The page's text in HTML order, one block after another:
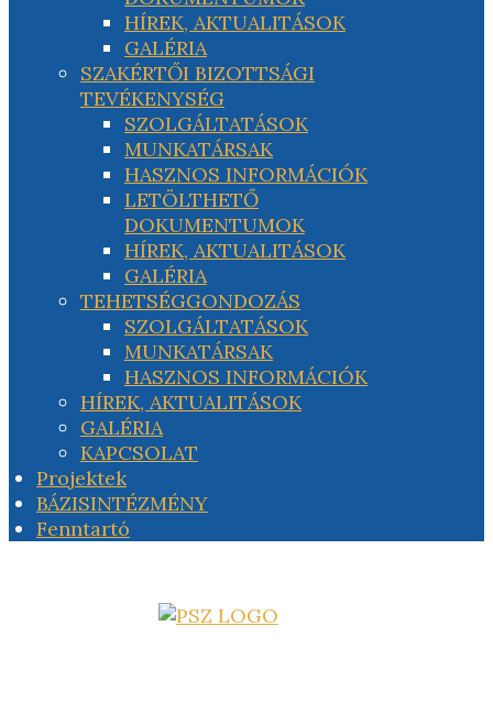
HÍREK, AKTUALITÁSOK
GALÉRIA
SZAKÉRTŐI BIZOTTSÁGI
TEVÉKENYSÉG
SZOLGÁLTATÁSOK
MUNKATÁRSAK
HASZNOS INFORMÁCIÓK
LETÖLTHETŐ
DOKUMENTUMOK
HÍREK, AKTUALITÁSOK
GALÉRIA
TEHETSÉGGONDOZÁS
SZOLGÁLTATÁSOK
MUNKATÁRSAK
HASZNOS INFORMÁCIÓK
HÍREK, AKTUALITÁSOK
GALÉRIA
KAPCSOLAT
Projektek
BÁZISINTÉZMÉNY
Fenntartó